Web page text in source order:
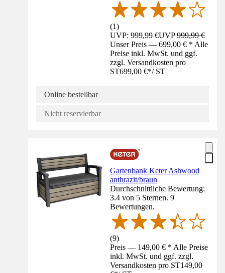
(1)
UVP: 999,99 €UVP999,99 €
Unser Preis — 699,00 € * Alle
Preise inkl. MwSt. und ggf.
zzgl. Versandkosten pro
ST699,00 €*/ ST
Online bestellbar
Nicht reservierbar
Gartenbank Keter Ashwood
anthrazit/braun
Durchschnittliche Bewertung:
3.4 von 5 Sternen. 9
Bewertungen.
(9)
Preis — 149,00 € * Alle Preise
inkl. MwSt. und ggf. zzgl.
Versandkosten pro ST149,00